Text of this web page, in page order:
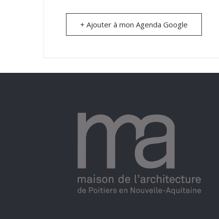
+ Ajouter à mon Agenda Google